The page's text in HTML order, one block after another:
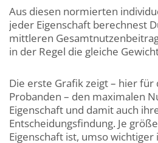
Aus diesen normierten
jeder Eigenschaft berechnest
mittleren
in der Regel die gleiche
Die erste Grafik zeigt – hier für
Probanden – den maximalen
Eigenschaft und damit auch
Entscheidungsfindung. Je
Eigenschaft ist, umso